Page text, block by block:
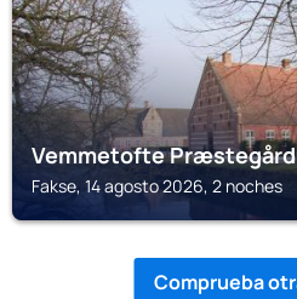
Vemmetofte Præstegård
Fakse, 14 agosto 2026, 2 noches
Comprueba